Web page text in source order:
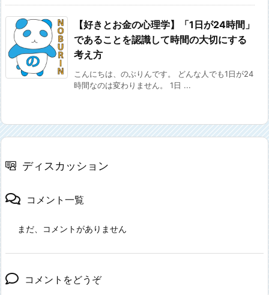
【好きとお金の心理学】「1日が24時間」
であることを認識して時間の大切にする
考え方
こんにちは、のぶりんです。 どんな人でも1日が24
時間なのは変わりません。 1日 ...
ディスカッション
コメント一覧
まだ、コメントがありません
コメントをどうぞ